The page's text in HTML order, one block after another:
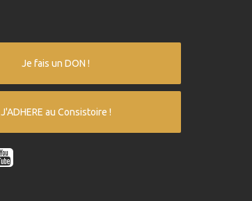
Je fais un DON !
J'ADHERE au Consistoire !